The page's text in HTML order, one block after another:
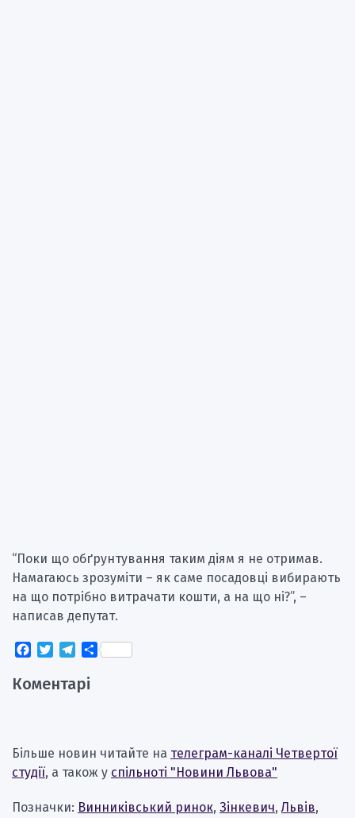
“Поки що обґрунтування таким діям я не отримав.
Намагаюсь зрозуміти – як саме посадовці вибирають
на що потрібно витрачати кошти, а на що ні?”, –
написав депутат.
Facebook
TwitterTelegram
Поділитися
Коментарі
Більше новин читайте на телеграм-каналі Четвертої
студії, а також у спільноті "Новини Львова"
Позначки: Винниківський ринок, Зінкевич, Львів,